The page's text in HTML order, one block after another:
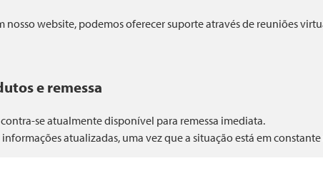
nosso website, podemos oferecer suporte através de reuniões
e remessa
se atualmente disponível para remessa imediata.
atualizadas, uma vez que a situação está em